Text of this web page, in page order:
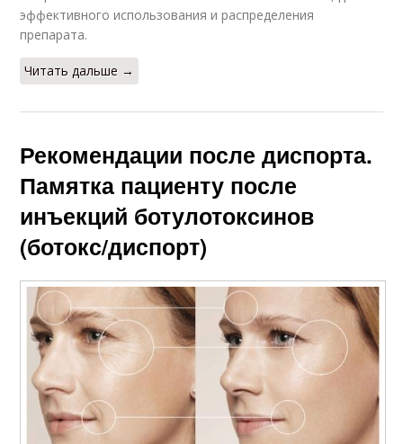
эффективного использования и распределения
препарата.
Читать дальше →
Рекомендации после диспорта.
Памятка пациенту после
инъекций ботулотоксинов
(ботокс/диспорт)